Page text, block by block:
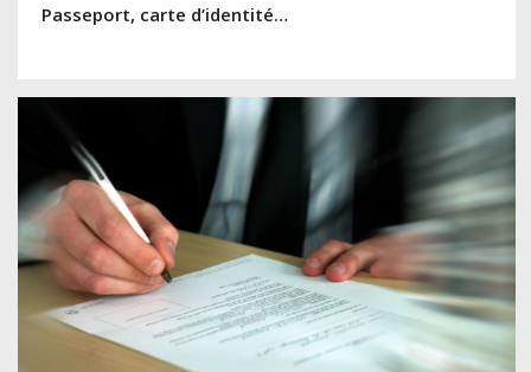
Passeport, carte d’identité…